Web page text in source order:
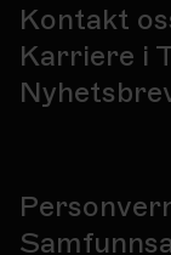
Kontakt
Karriere i